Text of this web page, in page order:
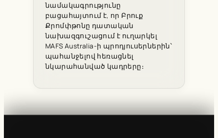
նամակագրությունը
բացահայտում է, որ Բրուք
Քրոմփթոնը դատական
նախազգուշացում է ուղարկել
MAFS Australia-ի պրոդյուսերներին՝
պահանջելով հեռացնել
նկարահանված կադրերը։